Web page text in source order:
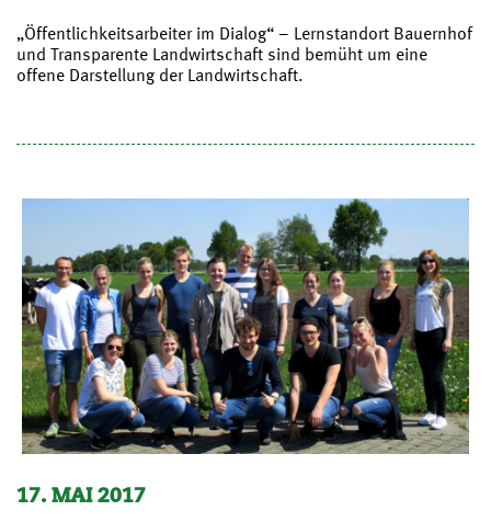
„Öffentlichkeitsarbeiter im Dialog“ – Lernstandort Bauernhof
und Transparente Landwirtschaft sind bemüht um eine
offene Darstellung der Landwirtschaft.
17. MAI 2017